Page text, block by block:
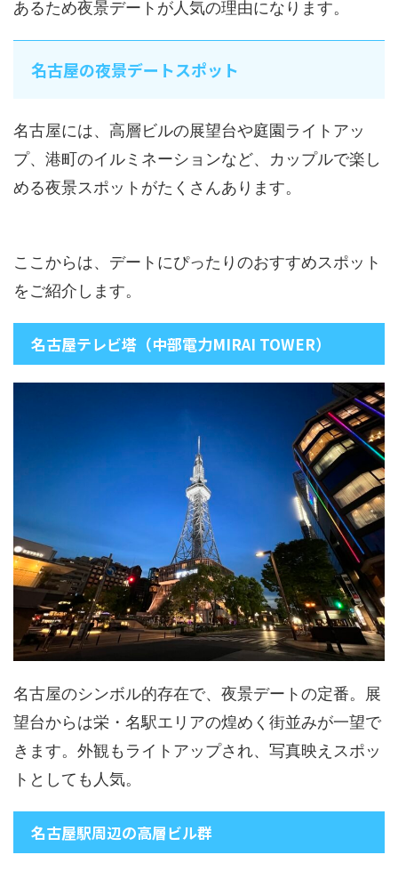
あるため夜景デートが人気の理由になります。
名古屋の夜景デートスポット
名古屋には、高層ビルの展望台や庭園ライトアッ
プ、港町のイルミネーションなど、カップルで楽し
める夜景スポットがたくさんあります。
ここからは、デートにぴったりのおすすめスポット
をご紹介します。
名古屋テレビ塔（中部電力MIRAI TOWER）
名古屋のシンボル的存在で、夜景デートの定番。展
望台からは栄・名駅エリアの煌めく街並みが一望で
きます。外観もライトアップされ、写真映えスポッ
トとしても人気。
名古屋駅周辺の高層ビル群